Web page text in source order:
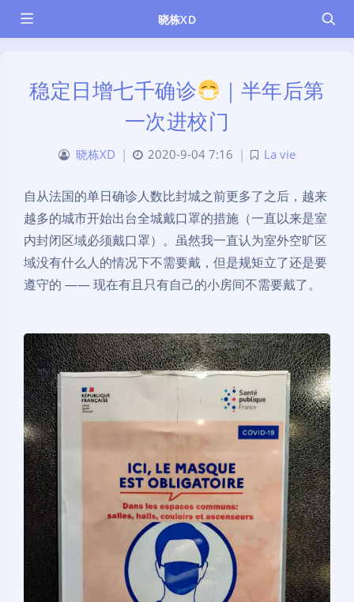
晓栋XD
稳定日增七千确诊
｜半年后第
一次进校门
晓栋XD | 2020-9-04 7:16 | La vie
自从法国的单日确诊人数比封城之前更多了之后，越来
越多的城市开始出台全城戴口罩的措施（一直以来是室
内封闭区域必须戴口罩）。虽然我一直认为室外空旷区
域没有什么人的情况下不需要戴，但是规矩立了还是要
遵守的 —— 现在有且只有自己的小房间不需要戴了。